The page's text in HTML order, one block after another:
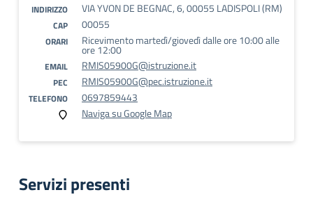
INDIRIZZO VIA YVON DE BEGNAC, 6, 00055 LADISPOLI (RM)
CAP 00055
ORARI Ricevimento martedì/giovedì dalle ore 10:00 alle
ore 12:00
EMAIL RMIS05900G@istruzione.it
PEC RMIS05900G@pec.istruzione.it
TELEFONO
0697859443
Naviga su Google Map
Servizi presenti